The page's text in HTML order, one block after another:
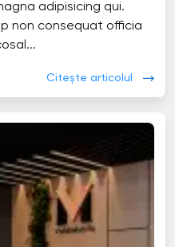
adipisicing qui.
non consequat officia
Citește articolul